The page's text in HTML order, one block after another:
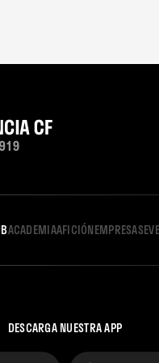
ACADEMIAAFICIÓNEMPRESAS
DESCARGA NUESTRA APP